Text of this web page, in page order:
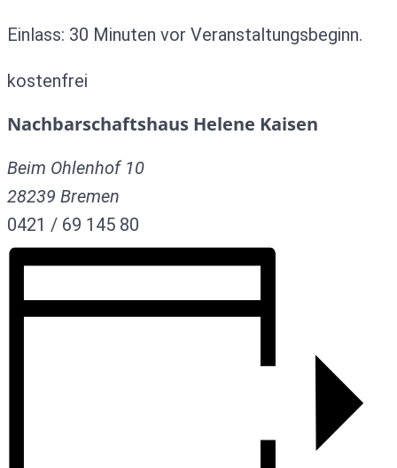
Einlass: 30 Minuten vor Veranstaltungsbeginn.
kostenfrei
Nachbarschaftshaus Helene Kaisen
Beim Ohlenhof 10
28239 Bremen
0421 / 69 145 80